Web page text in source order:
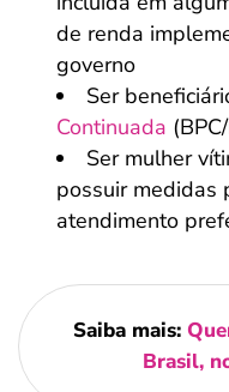
de renda
governo
Ser
Continuada
Ser mulher
possuir medidas
atendimento
Saiba mais:
Brasil,